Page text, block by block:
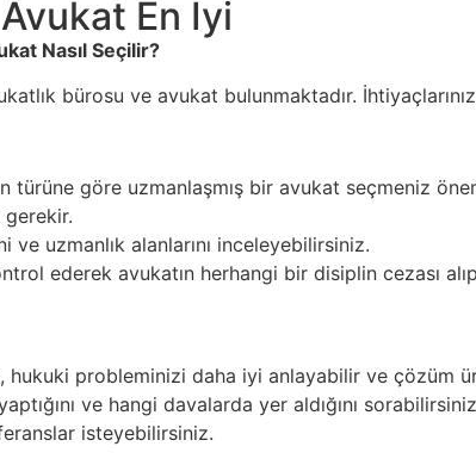
En İyi
Nasıl Seçilir?
bürosu ve avukat bulunmaktadır.
türüne göre uzmanlaşmış bir avukat seçmeniz
gerekir.
ve uzmanlık alanlarını inceleyebilirsiniz.
ederek avukatın herhangi bir disiplin cezası
hukuki probleminizi daha iyi anlayabilir ve çözüm
ve hangi davalarda yer aldığını
isteyebilirsiniz.